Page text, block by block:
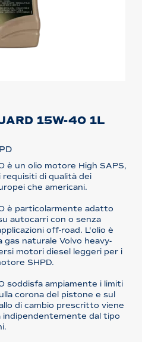
15W-40 1L
è un olio motore High SAPS,
di qualità dei
che americani.
è particolarmente adatto
autocarri con o senza
off-road. L'olio è
naturale Volvo heavy-
motori diesel leggeri per i
SHPD.
soddisfa ampiamente i limiti
corona del pistone e sul
di cambio prescritto viene
dal tipo